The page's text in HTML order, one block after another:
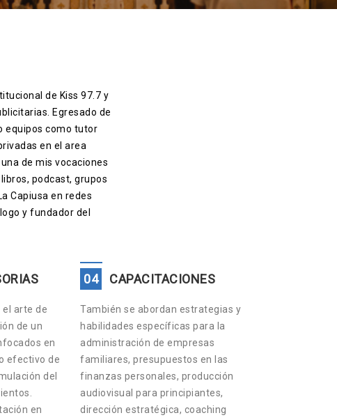
de Kiss 97.7 y
Egresado de
equipos como tutor
en el area
de mis vocaciones
podcast, grupos
Capiusa en redes
y fundador del
el arte de
de un
en
efectivo de
del
en
04 CAPACITACIONES
También se abordan estrategias y
habilidades específicas para la
administración de empresas
familiares, presupuestos en las
finanzas personales, producción
audiovisual para principiantes,
dirección estratégica, coaching